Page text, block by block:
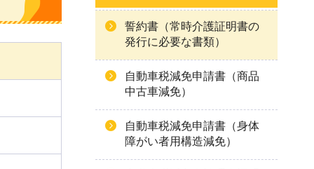
誓約書（常時介護証明書の
発行に必要な書類）
自動車税減免申請書（商品
中古車減免）
自動車税減免申請書（身体
障がい者用構造減免）